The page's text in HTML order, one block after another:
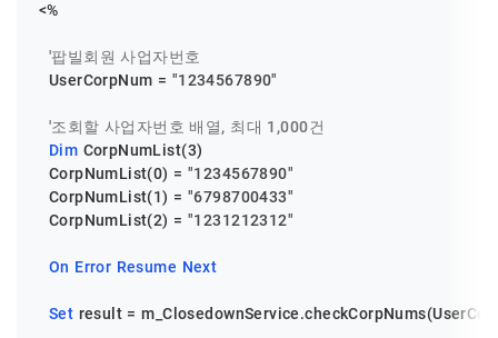
<%
'팝빌회원 사업자번호
  UserCorpNum =
"1234567890"
'조회할 사업자번호 배열, 최대 1,000건
Dim CorpNumList(3)
  CorpNumList(
0) = "1234567890"
  CorpNumList(
1) = "6798700433"
  CorpNumList(
2) = "1231212312"
On Error Resume Next
Set result =